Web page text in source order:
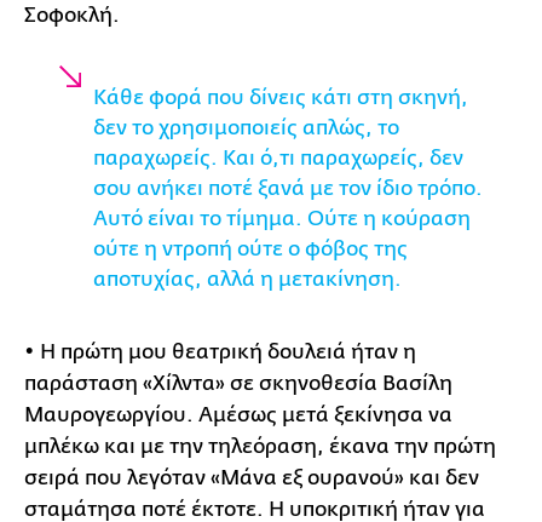
Σοφοκλή.
Κάθε φορά που δίνεις κάτι στη σκηνή,
δεν το χρησιμοποιείς απλώς, το
παραχωρείς. Και ό,τι παραχωρείς, δεν
σου ανήκει ποτέ ξανά με τον ίδιο τρόπο.
Αυτό είναι το τίμημα. Ούτε η κούραση
ούτε η ντροπή ούτε o φόβος της
αποτυχίας, αλλά η μετακίνηση.
• Η πρώτη μου θεατρική δουλειά ήταν η
παράσταση «Χίλντα» σε σκηνοθεσία Βασίλη
Μαυρογεωργίου. Αμέσως μετά ξεκίνησα να
μπλέκω και με την τηλεόραση, έκανα την πρώτη
σειρά που λεγόταν «Μάνα εξ ουρανού» και δεν
σταμάτησα ποτέ έκτοτε. Η υποκριτική ήταν για